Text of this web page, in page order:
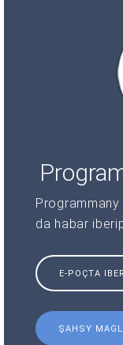
da habar
E-POÇTA
ŞAHSY